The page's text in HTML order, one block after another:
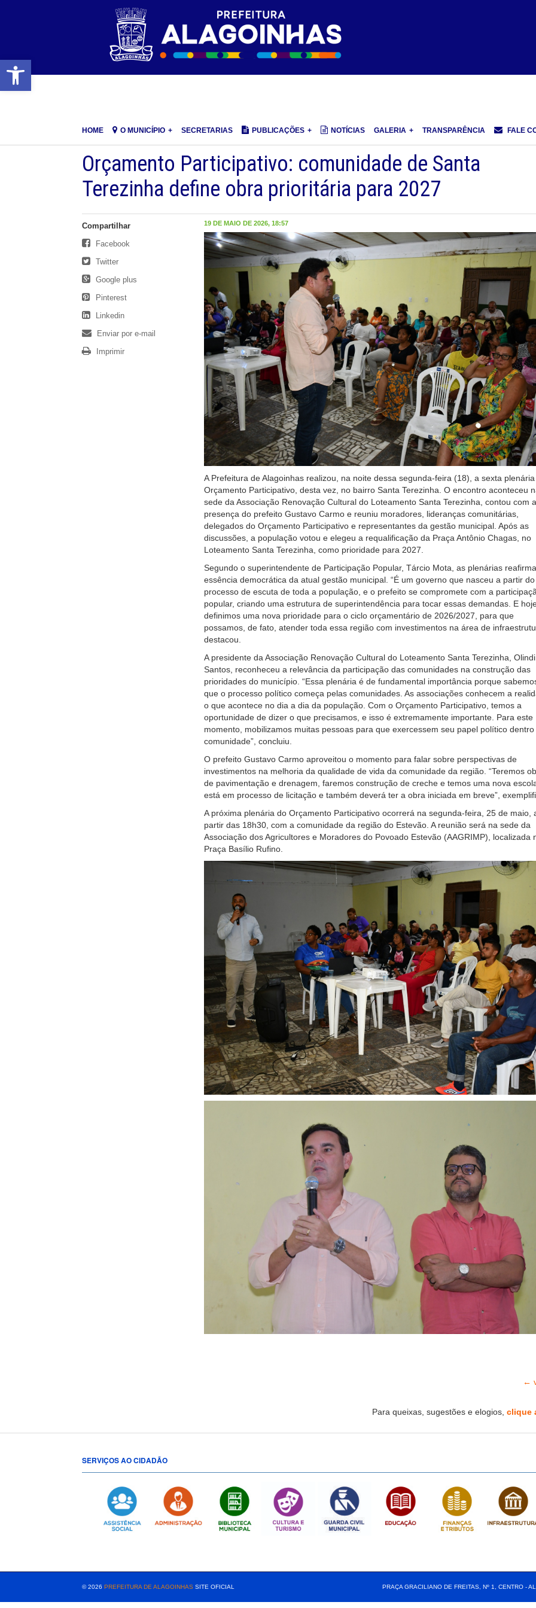
Barra de Ferramentas Aberta
HOME O MUNICÍPIO SECRETARIAS PUBLICAÇÕES NOTÍCIAS GALERIA TRANSPARÊNCIA FALE
Orçamento Participativo: comunidade de Santa
Terezinha define obra prioritária para 2027
19 DE MAIO DE 2026, 18:57
A Prefeitura de Alagoinhas realizou, na noite dessa segunda-feira (18), a sexta
Orçamento Participativo, desta vez, no bairro Santa Terezinha. O encontro aconteceu
sede da Associação Renovação Cultural do Loteamento Santa Terezinha, contou com a
presença do prefeito Gustavo Carmo e reuniu moradores, lideranças comunitárias,
delegados do Orçamento Participativo e representantes da gestão municipal. Após as
discussões, a população votou e elegeu a requalificação da Praça Antônio Chagas, no
Loteamento Santa Terezinha, como prioridade para 2027.
Segundo o superintendente de Participação Popular, Tárcio Mota, as plenárias
essência democrática da atual gestão municipal. “É um governo que nasceu a partir do
processo de escuta de toda a população, e o prefeito se compromete com a
popular, criando uma estrutura de superintendência para tocar essas demandas. E
definimos uma nova prioridade para o ciclo orçamentário de 2026/2027, para que
possamos, de fato, atender toda essa região com investimentos na área de
destacou.
A presidente da Associação Renovação Cultural do Loteamento Santa Terezinha,
Santos, reconheceu a relevância da participação das comunidades na construção das
prioridades do município. “Essa plenária é de fundamental importância porque
que o processo político começa pelas comunidades. As associações conhecem a
o que acontece no dia a dia da população. Com o Orçamento Participativo, temos a
oportunidade de dizer o que precisamos, e isso é extremamente importante. Para este
momento, mobilizamos muitas pessoas para que exercessem seu papel político dentro
comunidade”, concluiu.
O prefeito Gustavo Carmo aproveitou o momento para falar sobre perspectivas de
investimentos na melhoria da qualidade de vida da comunidade da região. “Teremos
de pavimentação e drenagem, faremos construção de creche e temos uma nova
está em processo de licitação e também deverá ter a obra iniciada em breve”,
A próxima plenária do Orçamento Participativo ocorrerá na segunda-feira, 25 de maio,
partir das 18h30, com a comunidade da região do Estevão. A reunião será na sede da
Associação dos Agricultores e Moradores do Povoado Estevão (AAGRIMP), localizada
Praça Basílio Rufino.
←
Para queixas, sugestões e elogios, clique
Compartilhar
Facebook
Twitter
Google plus
Pinterest
Linkedin
Enviar por e-mail
Imprimir
SERVIÇOS AO CIDADÃO
© 2026 PREFEITURA DE ALAGOINHAS SITE OFICIAL PRAÇA GRACILIANO DE FREITAS, Nº 1, CENTRO